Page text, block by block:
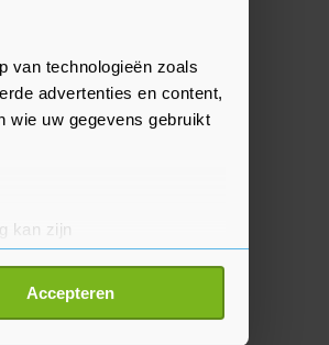
van technologieën zoals
advertenties en content,
wie uw gegevens gebruikt
kan zijn
detailgedeelte
Accepteren